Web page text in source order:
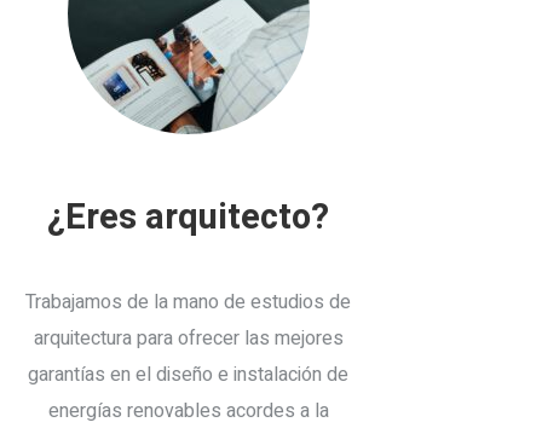
¿Eres arquitecto?
Trabajamos de la mano de estudios de
arquitectura para ofrecer las mejores
garantías en el diseño e instalación de
energías renovables acordes a la